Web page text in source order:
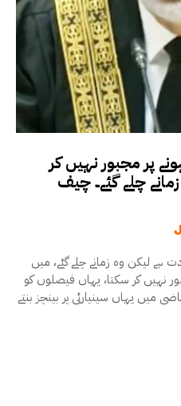
پر مجبور نہیں کر
چلے گئے۔ چیف
ہے لیکن وہ زمانے چلے گئے، میں
نہیں کر سکتا، یہاں فیصلوں کو
میں یہاں سینیارٹی پر بینچز بنتے